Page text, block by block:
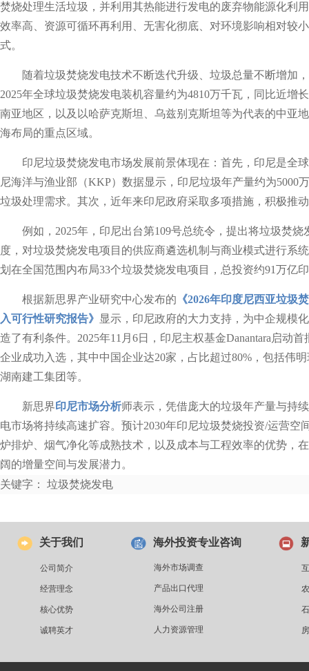
焚烧处理生活垃圾，并利用其热能进行发电的废弃物能源化利
效率高、资源可循环再利用、无害化彻底、对环境影响相对较
式。
随着垃圾焚烧发电技术不断迭代升级、垃圾总量不断增加
2025年全球垃圾焚烧发电装机容量约为4810万千瓦，同比近增
南亚地区，以及以哈萨克斯坦、乌兹别克斯坦等为代表的中亚
海布局的重点区域。
印尼垃圾焚烧发电市场发展前景体现在：首先，印尼是全
尼海洋与渔业部（KKP）数据显示，印尼垃圾年产量约为5000
垃圾处理需求。其次，近年来印尼政府采取多项措施，积极推
例如，2025年，印尼出台第109号总统令，提出将垃圾焚
度，对垃圾焚烧发电项目的供应商遴选机制与商业模式进行系
划在全国范围内布局33个垃圾焚烧发电项目，总投资约91万亿
根据新思界产业研究中心发布的 《2026年印度尼西亚垃圾
入可行性研究报告》 显示，印尼政府的大力支持，为中企规模
造了有利条件。2025年11月6日，印尼主权基金Danantara启动
企业成功入选，其中中国企业达20家，占比超过80%，包括伟
湖南建工集团等。
新思界 印尼市场分析师表示，凭借庞大的垃圾年产量与持
电市场将持续高速扩容。预计2030年印尼垃圾焚烧投资/运营空
炉排炉、烟气净化等成熟技术，以及成本与工程效率的优势，
阔的增量空间与发展潜力。
关键字： 垃圾焚烧发电
关于我们
公司简介
经营理念
核心优势
诚聘英才
海外投资专业咨询
海外市场调查
产品出口代理
海外公司注册
人力资源管理